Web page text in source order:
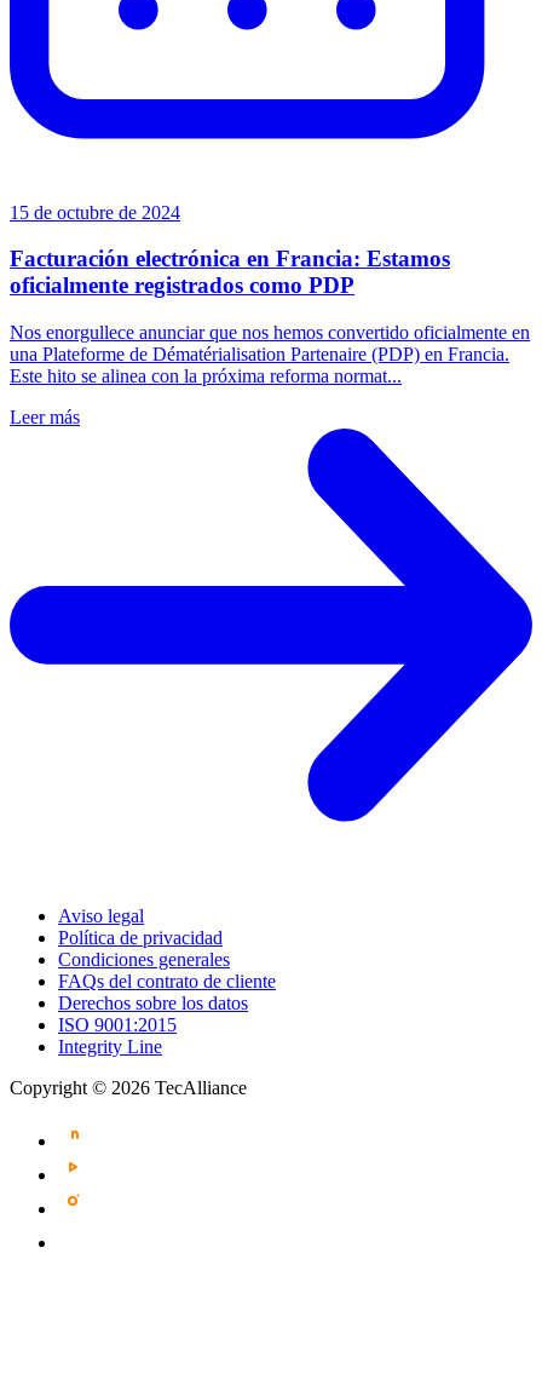
15 de octubre de 2024
Facturación electrónica en Francia: Estamos
oficialmente registrados como PDP
Nos enorgullece anunciar que nos hemos convertido oficialmente en
una Plateforme de Dématérialisation Partenaire (PDP) en Francia.
Este hito se alinea con la próxima reforma normat...
Leer más
Aviso legal
Política de privacidad
Condiciones generales
FAQs del contrato de cliente
Derechos sobre los datos
ISO 9001:2015
Integrity Line
Copyright © 2026 TecAlliance